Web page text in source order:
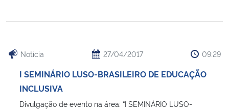
Notícia 27/04/2017 09:29
I SEMINÁRIO LUSO-BRASILEIRO DE EDUCAÇÃO
INCLUSIVA
Divulgação de evento na área: “I SEMINÁRIO LUSO-